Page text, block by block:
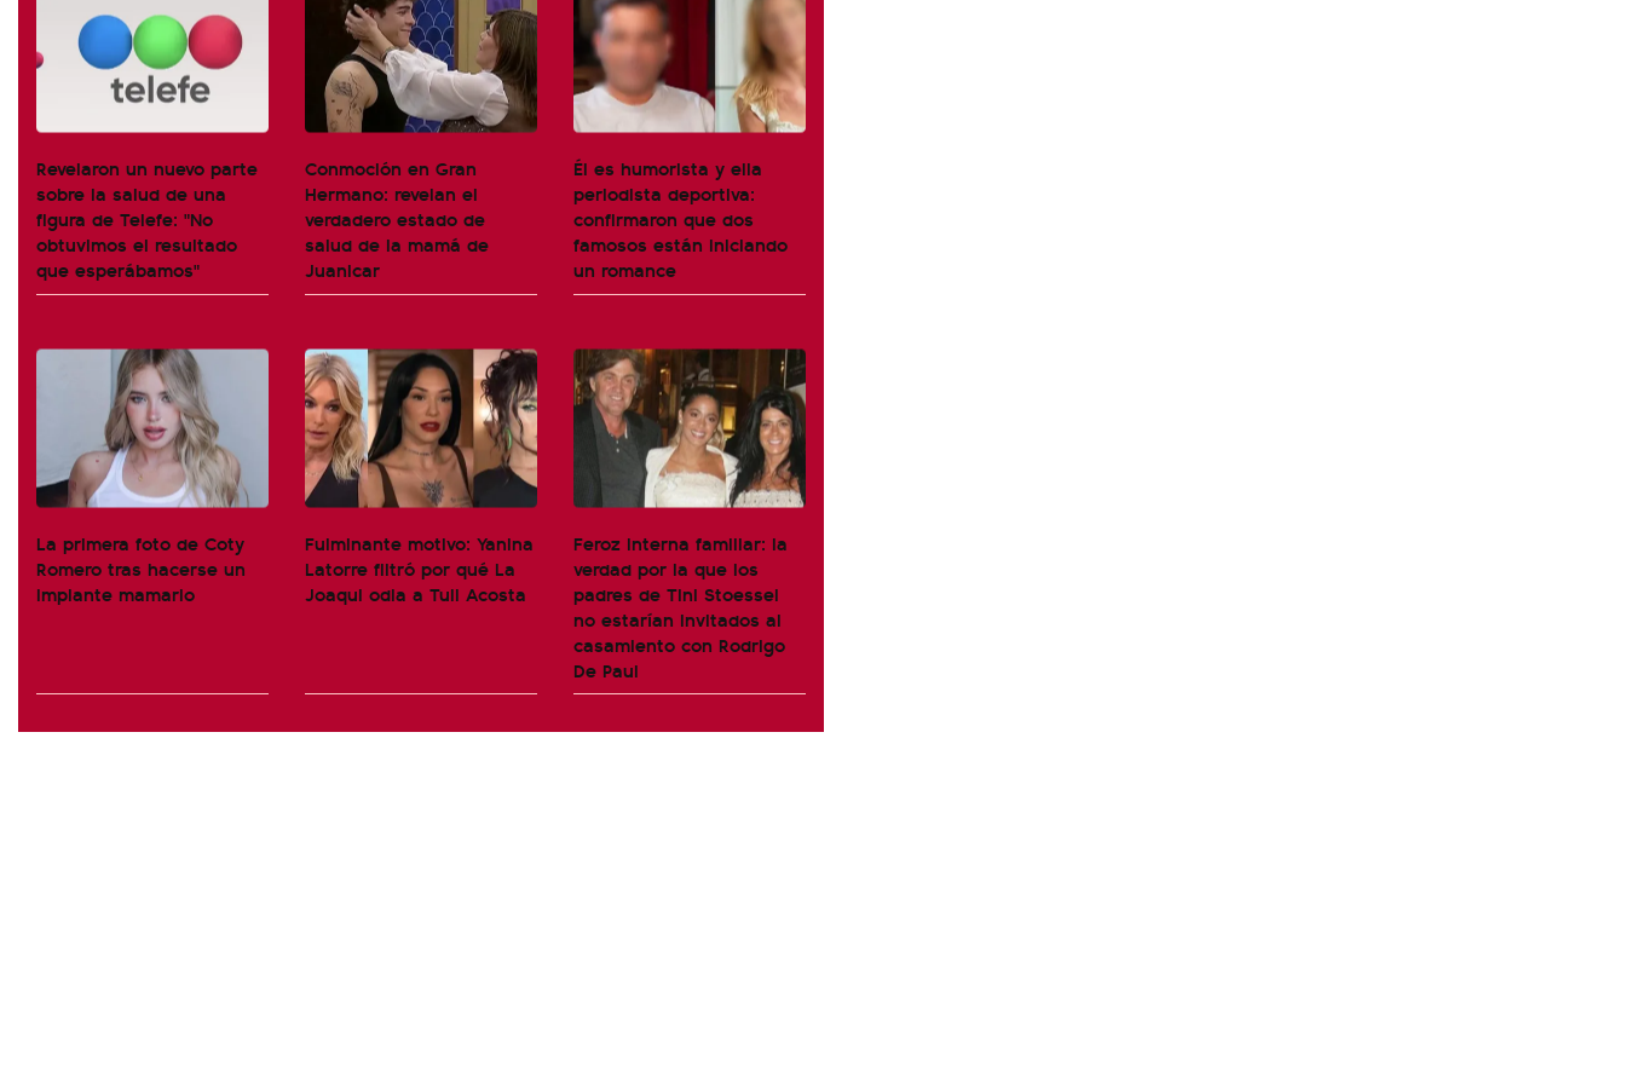
Revelaron un nuevo parte
sobre la salud de una
figura de Telefe: "No
obtuvimos el resultado
que esperábamos"
Conmoción en Gran
Hermano: revelan el
verdadero estado de
salud de la mamá de
Juanicar
Él es humorista y ella
periodista deportiva:
confirmaron que dos
famosos están iniciando
un romance
La primera foto de Coty
Romero tras hacerse un
implante mamario
Fulminante motivo: Yanina
Latorre filtró por qué La
Joaqui odia a Tuli Acosta
Feroz interna familiar: la
verdad por la que los
padres de Tini Stoessel
no estarían invitados al
casamiento con Rodrigo
De Paul